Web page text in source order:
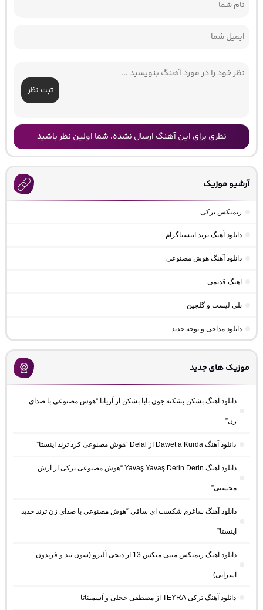
ثبت نظر
نظری برای این آهنگ ارسال نشده، شما اولین نظر باشید
آرشیو موزیک
ریمیکس ترکی
دانلود آهنگ ترند اینستاگرام
دانلود آهنگ هوش مصنوعی
اهنگ قدیمی
پلی لیست و گلچین
دانلود مداحی و نوحه جدید
موزیک های جدید
دانلود آهنگ بشکن بشکنه جون بابا بشکن از آریانا “هوش مصنوعی با صدای
زن”
دانلود آهنگ Dawet a Kurda از Delal “هوش مصنوعی کرد ترند اینستا”
دانلود آهنگ Yavaş Yavaş Derin Derin “هوش مصنوعی ترکی از آرش
محسنی”
دانلود آهنگ ساغرم شکست ای ساقی “هوش مصنوعی با صدای زن ترند جدید
اینستا”
دانلود آهنگ ریمیکس مینی میکس 13 از دیجی آلیزو (سون بند و فریدون
آسرایی)
دانلود آهنگ ترکی TEYRA از مصطفی ججلی و آسمیناتا